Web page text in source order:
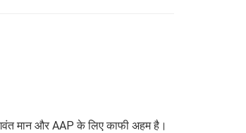
मान और AAP के लिए काफी अहम है।